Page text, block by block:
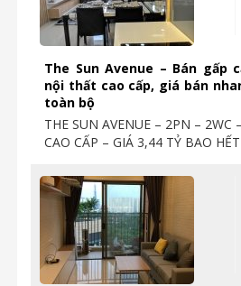
The Sun Avenue – Bán gấp
nội thất cao cấp, giá bán
toàn bộ
THE SUN AVENUE – 2PN – 2WC
CAO CẤP – GIÁ 3,44 TỶ BAO